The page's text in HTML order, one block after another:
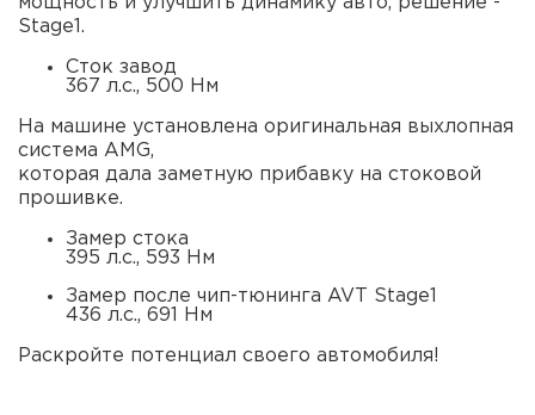
Stage1.
Сток завод
367 л.с., 500 Нм
На машине установлена оригинальная выхлопная
система AMG,
которая дала заметную прибавку на стоковой
прошивке.
Замер стока
395 л.с., 593 Нм
Замер после чип-тюнинга AVT Stage1
436 л.с., 691 Нм
Раскройте потенциал своего автомобиля!